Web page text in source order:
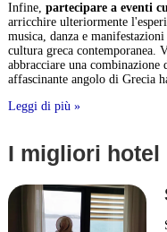
Infine, partecipare a eventi
arricchire ulteriormente
musica, danza e
cultura greca contemporanea.
abbracciare una combinazione
affascinante angolo di Grecia
Leggi di più »
I migliori hotel